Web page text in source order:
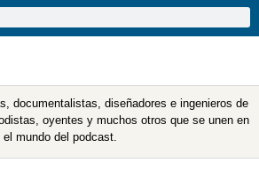
documentalistas, diseñadores e ingenieros de
oyentes y muchos otros que se unen en
el mundo del podcast.